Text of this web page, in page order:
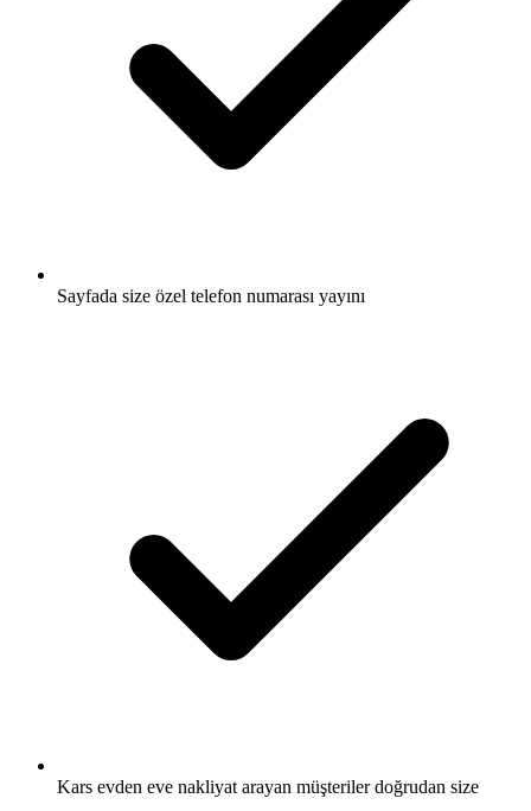
Sayfada size özel telefon numarası yayını
Kars evden eve nakliyat arayan müşteriler doğrudan size